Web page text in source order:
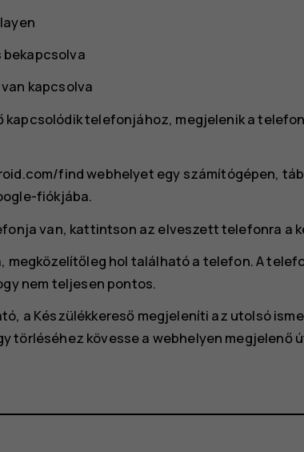
kapcsolva
kapcsolódik telefonjához, megjelenik a
find webhelyet egy számítógépen,
fiókjába.
van, kattintson az elveszett telefonra a
megközelítőleg hol található a telefon. A
nem teljesen pontos.
a Készülékkereső megjeleníti az utolsó
törléséhez kövesse a webhelyen megjelenő